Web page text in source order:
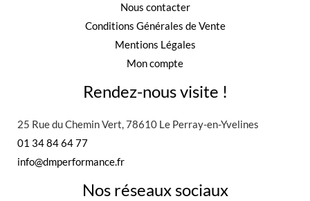
Nous contacter
Conditions Générales de Vente
Mentions Légales
Mon compte
Rendez-nous visite !
25 Rue du Chemin Vert, 78610 Le Perray-en-Yvelines
01 34 84 64 77
info@dmperformance.fr
Nos réseaux sociaux